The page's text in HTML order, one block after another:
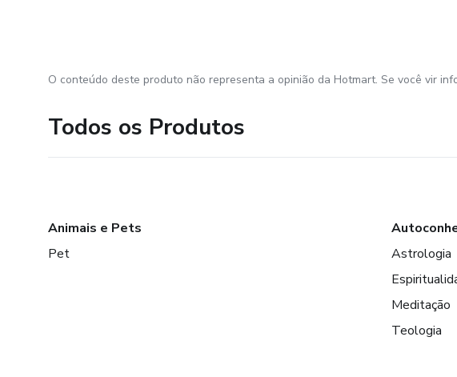
O conteúdo deste produto não representa a opinião da Hotmart. Se você vir
Todos os Produtos
Animais e Pets
Pet
Astrologia
Meditação
Teologia